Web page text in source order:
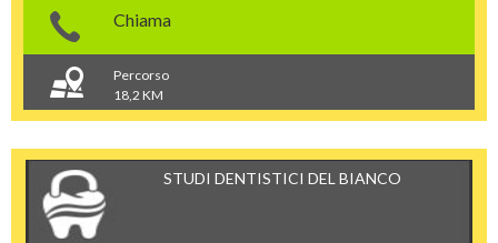
Chiama
Percorso
18,2 KM
STUDI DENTISTICI DEL BIANCO